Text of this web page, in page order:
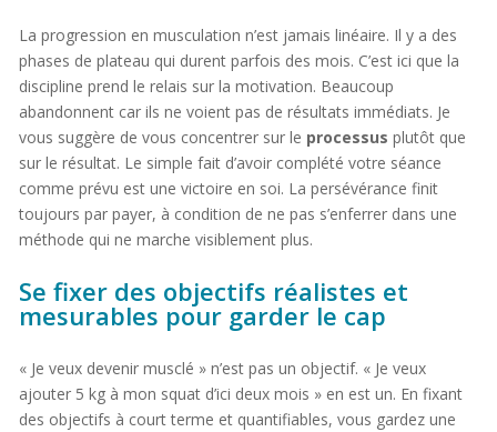
La progression en musculation n’est jamais linéaire. Il y a des
phases de plateau qui durent parfois des mois. C’est ici que la
discipline prend le relais sur la motivation. Beaucoup
abandonnent car ils ne voient pas de résultats immédiats. Je
vous suggère de vous concentrer sur le processus plutôt que
sur le résultat. Le simple fait d’avoir complété votre séance
comme prévu est une victoire en soi. La persévérance finit
toujours par payer, à condition de ne pas s’enferrer dans une
méthode qui ne marche visiblement plus.
Se fixer des objectifs réalistes et
mesurables pour garder le cap
« Je veux devenir musclé » n’est pas un objectif. « Je veux
ajouter 5 kg à mon squat d’ici deux mois » en est un. En fixant
des objectifs à court terme et quantifiables, vous gardez une